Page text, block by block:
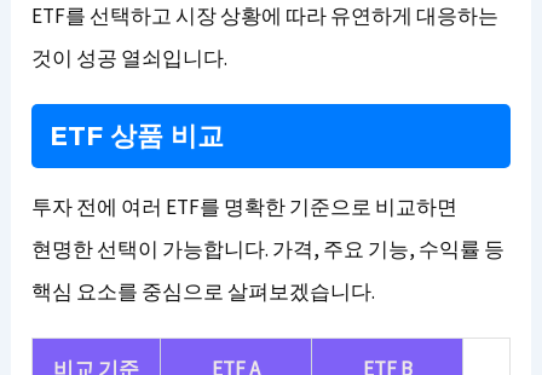
ETF를 선택하고 시장 상황에 따라 유연하게 대응하는
것이 성공 열쇠입니다.
ETF 상품 비교
투자 전에 여러 ETF를 명확한 기준으로 비교하면
현명한 선택이 가능합니다. 가격, 주요 기능, 수익률 등
핵심 요소를 중심으로 살펴보겠습니다.
비교 기준 ETF A ETF B